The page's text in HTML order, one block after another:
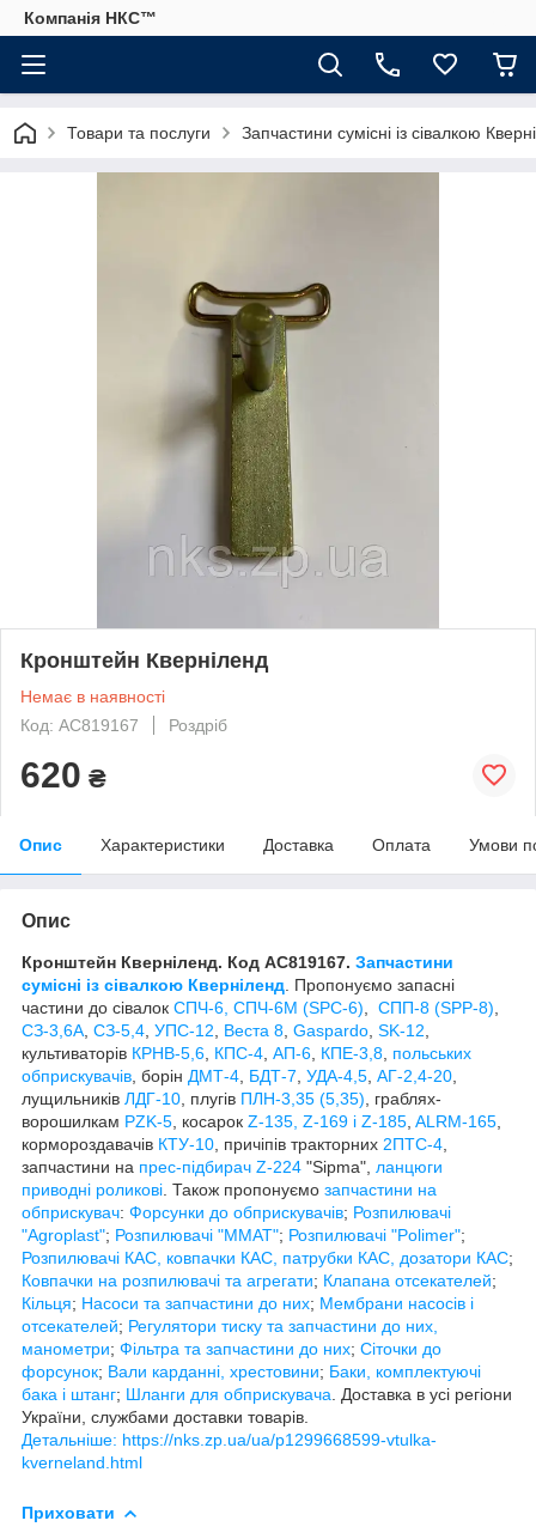
Компанія НКС™
Товари та послуги Запчастини сумісні із сівалкою
Кронштейн Кверніленд
Немає в наявності
Код: AC819167
Роздріб
620 ₴
Опис Характеристики Доставка Оплата Умови
Опис
Кронштейн Кверніленд. Код AC819167. Запчастини
сумісні із сівалкою Кверніленд . Пропонуємо запасні
частини до сівалок СПЧ-6, СПЧ-6М (SPС-6) СПП-8 (SPP-8)
СЗ-3,6А СЗ-5,4 УПС-12 Веста 8 Gaspardo SK-12
культиваторів КРНВ-5,6 КПС-4 АП-6 КПЕ-3,8 польських
обприскувачів , борін ДМТ-4 БДТ-7 УДА-4,5 АГ-2,4-20
лущильників ЛДГ-10 , плугів ПЛН-3,35 (5,35) , граблях-
ворошилкам PZK-5 , косарок Z-135, Z-169 і Z-185 ALRM-165
кормороздавачів КТУ-10 , причіпів тракторних 2ПТС-4
запчастини на прес-підбирач Z-224 "Sipma", ланцюги
приводні роликові . Також пропонуємо запчастини на
обприскувач: Форсунки до обприскувачів; Розпилювачі
"Agroplast"; Розпилювачі "MMAT"; Розпилювачі "Polimer";
Розпилювачі КАС, ковпачки КАС, патрубки КАС, дозатори КАС;
Ковпачки на розпилювачі та агрегати; Клапана отсекателей;
Кільця; Насоси та запчастини до них; Мембрани насосів і
отсекателей; Регулятори тиску та запчастини до них,
манометри; Фільтра та запчастини до них; Сіточки до
форсунок; Вали карданні, хрестовини; Баки, комплектуючі
бака і штанг; Шланги для обприскувача . Доставка в усі регіони
України, службами доставки товарів.
Детальніше: https://nks.zp.ua/ua/p1299668599-vtulka-
kverneland.html
Приховати